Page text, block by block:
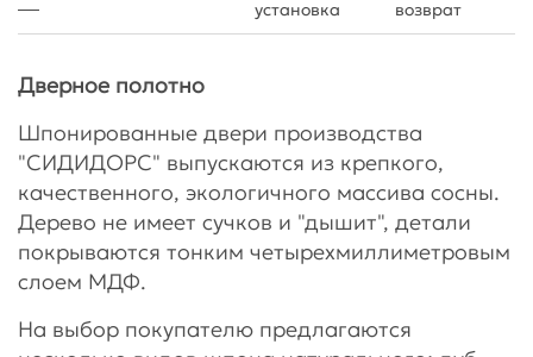
установка
возврат
Дверное полотно
Шпонированные двери производства
"СИДИДОРС" выпускаются из крепкого,
качественного, экологичного массива сосны.
Дерево не имеет сучков и "дышит", детали
покрываются тонким четырехмиллиметровым
слоем МДФ.
На выбор покупателю предлагаются